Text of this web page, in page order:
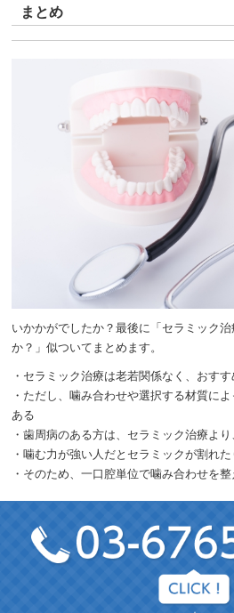
まとめ
いかかがでしたか？最後に「セラミック
か？」似ついてまとめます。
・セラミック治療は老若関係なく、おす
・ただし、噛み合わせや選択する材質に
ある
・歯周病のある方は、セラミック治療よ
・噛む力が強い人だとセラミックが割れ
・そのため、一口腔単位で噛み合わせを